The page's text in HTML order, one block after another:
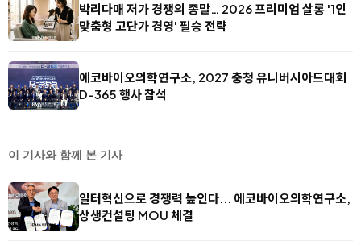
박리다매 저가 경쟁의 종말… 2026 프리미엄 살롱 '1인
맞춤형 고단가 경영' 필승 전략
에코바이오의학연구소, 2027 충청 유니버시아드대회
D-365 행사 참석
이 기사와 함께 본 기사
일터혁신으로 경쟁력 높인다... 에코바이오의학연구소,
상생컨설팅 MOU 체결